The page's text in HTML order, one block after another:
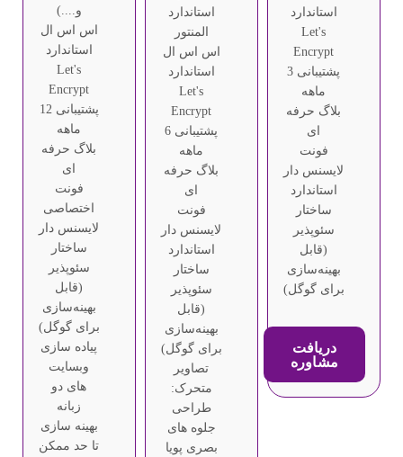
استاندارد
Let's
Encrypt
پشتیبانی 3
ماهه
بلاگ حرفه
ای
فونت
لایسنس دار
استاندارد
ساختار
سئوپذیر
(قابل
بهینه‌سازی
برای گوگل)
دریافت
مشاوره
استاندارد
المنتور
اس اس ال
استاندارد
Let's
Encrypt
پشتیبانی 6
ماهه
بلاگ حرفه
ای
فونت
لایسنس دار
استاندارد
ساختار
سئوپذیر
(قابل
بهینه‌سازی
برای گوگل)
تصاویر
متحرک:
طراحی
جلوه های
بصری پویا
و....)
اس اس ال
استاندارد
Let's
Encrypt
پشتیبانی 12
ماهه
بلاگ حرفه
ای
فونت
اختصاصی
لایسنس دار
ساختار
سئوپذیر
(قابل
بهینه‌سازی
برای گوگل)
پیاده سازی
وبسایت
های دو
زبانه
بهینه سازی
تا حد ممکن